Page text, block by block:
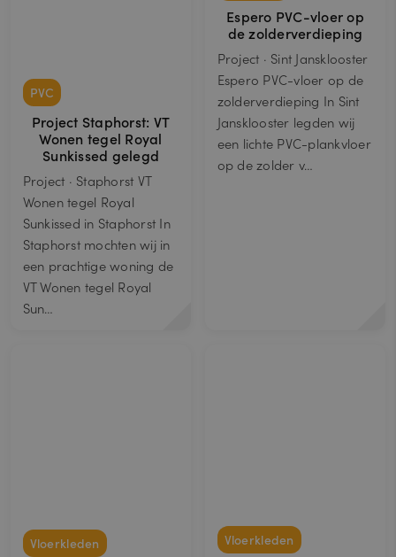
PVC
Project Staphorst: VT
Wonen tegel Royal
Sunkissed gelegd
Project · Staphorst VT
Wonen tegel Royal
Sunkissed in Staphorst In
Staphorst mochten wij in
een prachtige woning de
VT Wonen tegel Royal
Sun…
Espero PVC-vloer op
de zolderverdieping
Project · Sint Jansklooster
Espero PVC-vloer op de
zolderverdieping In Sint
Jansklooster legden wij
een lichte PVC-plankvloer
op de zolder v…
Vloerkleden Vloerkleden